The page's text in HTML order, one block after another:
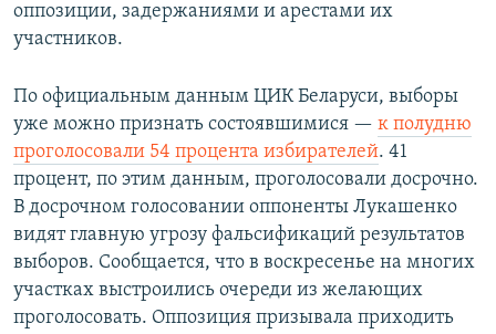
оппозиции, задержаниями и арестами их
участников.
По официальным данным ЦИК Беларуси, выборы
уже можно признать состоявшимися —​ к полудню
проголосовали 54 процента избирателей. 41
процент, по этим данным, проголосовали досрочно.
В досрочном голосовании оппоненты Лукашенко
видят главную угрозу фальсификаций результатов
выборов. Сообщается, что в воскресенье на многих
участках выстроились очереди из желающих
проголосовать. Оппозиция призывала приходить